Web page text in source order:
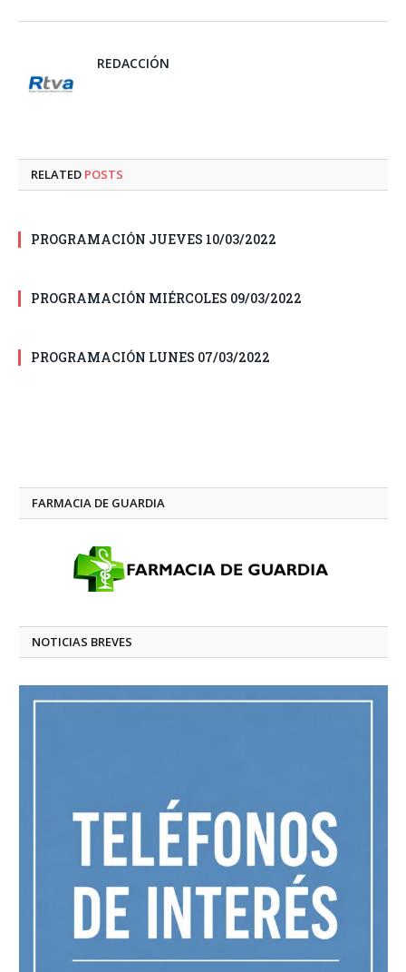
REDACCIÓN
RELATED POSTS
PROGRAMACIÓN JUEVES 10/03/2022
PROGRAMACIÓN MIÉRCOLES 09/03/2022
PROGRAMACIÓN LUNES 07/03/2022
FARMACIA DE GUARDIA
NOTICIAS BREVES